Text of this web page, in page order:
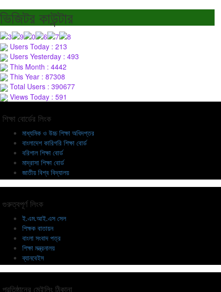
ভিজিটর কাউন্টার
Users Today : 213
Users Yesterday : 493
This Month : 4442
This Year : 87308
Total Users : 390677
Views Today : 591
শিক্ষা বোর্ডের লিংক
মাধ্যমিক ও উচ্চ শিক্ষা অধিদপ্তর
বাংলাদেশ কারিগরি শিক্ষা বোর্ড
বরিশাল শিক্ষা বোর্ড
মাদ্রাসা শিক্ষা বোর্ড
জাতীয় বিশ্ব বিদ্যালয়
গুরুত্বপূর্ণ লিংক
ই.এম.আই.এস সেল
শিক্ষক বাতায়ন
বাংলা সংবাদ পত্র
শিক্ষা মন্ত্রনালয়
ব্যানবেইস
প্রতিষ্ঠানের মেইলিং ঠিকানা